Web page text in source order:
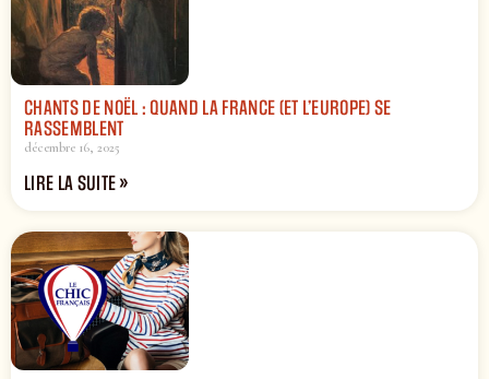
CHANTS DE NOËL : QUAND LA FRANCE (ET L’EUROPE) SE
RASSEMBLENT
décembre 16, 2025
LIRE LA SUITE »